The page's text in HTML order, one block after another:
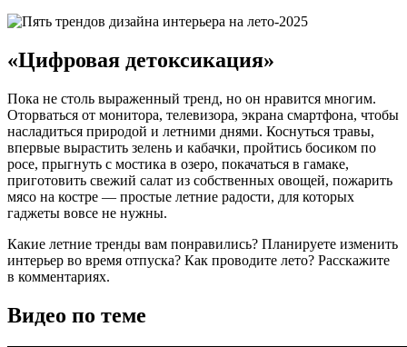
«Цифровая детоксикация»
Пока не столь выраженный тренд, но он нравится многим.
Оторваться от монитора, телевизора, экрана смартфона, чтобы
насладиться природой и летними днями. Коснуться травы,
впервые вырастить зелень и кабачки, пройтись босиком по
росе, прыгнуть с мостика в озеро, покачаться в гамаке,
приготовить свежий салат из собственных овощей, пожарить
мясо на костре — простые летние радости, для которых
гаджеты вовсе не нужны.
Какие летние тренды вам понравились? Планируете изменить
интерьер во время отпуска? Как проводите лето? Расскажите
в комментариях.
Видео по теме